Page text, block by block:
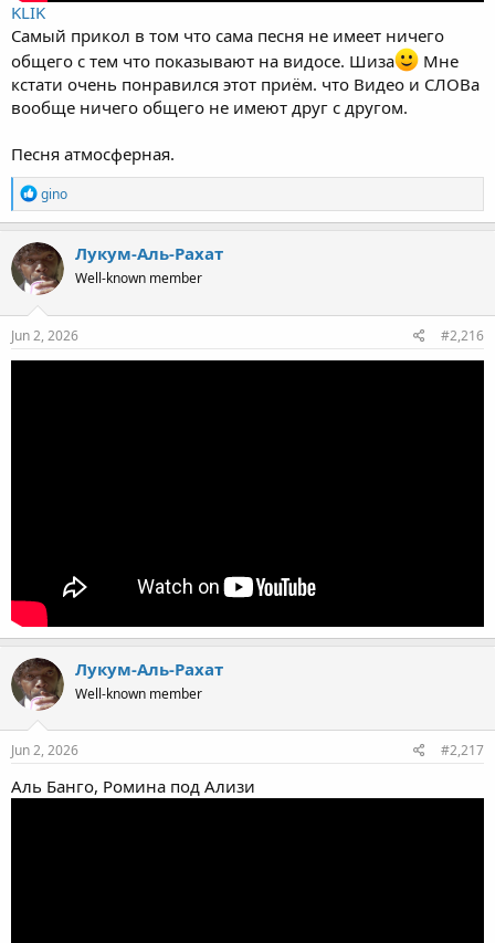
KLIK
Самый прикол в том что сама песня не имеет ничего
общего с тем что показывают на видосе. Шиза
Мне
кстати очень понравился этот приём. что Видео и СЛОВа
вообще ничего общего не имеют друг с другом.
Песня атмосферная.
R
e
a
c
t
i
o
n
gino
Лукум-Аль-Рахат
Well-known member
Jun 2, 2026 #2,216
Лукум-Аль-Рахат
Well-known member
Jun 2, 2026 #2,217
Аль Банго, Ромина под Ализи